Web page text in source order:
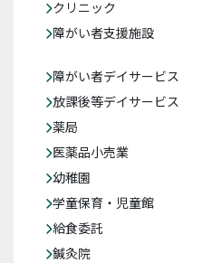
クリニック
障がい者支援施設
障がい者デイサービス
放課後等デイサービス
薬局
医薬品小売業
幼稚園
学童保育・児童館
給食委託
鍼灸院